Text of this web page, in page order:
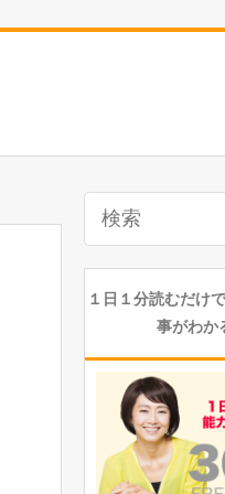
１日１分読むだけ
事がわか